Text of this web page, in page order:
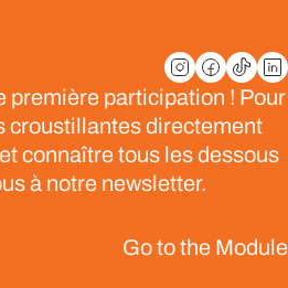
première participation ! Pour
croustillantes directement
connaître tous les dessous
à notre newsletter.
Go to the Module